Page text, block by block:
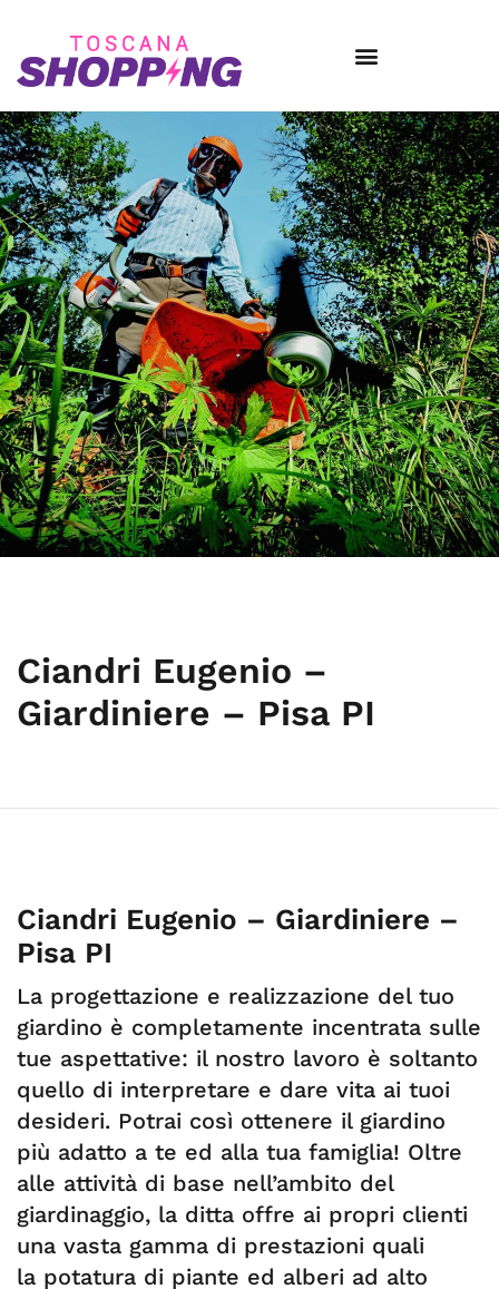
Ciandri Eugenio –
Giardiniere – Pisa PI
Ciandri Eugenio – Giardiniere –
Pisa PI
La progettazione e realizzazione del tuo
giardino è completamente incentrata sulle
tue aspettative: il nostro lavoro è soltanto
quello di interpretare e dare vita ai tuoi
desideri. Potrai così ottenere il giardino
più adatto a te ed alla tua famiglia! Oltre
alle attività di base nell’ambito del
giardinaggio, la ditta offre ai propri clienti
una vasta gamma di prestazioni quali
la potatura di piante ed alberi ad alto